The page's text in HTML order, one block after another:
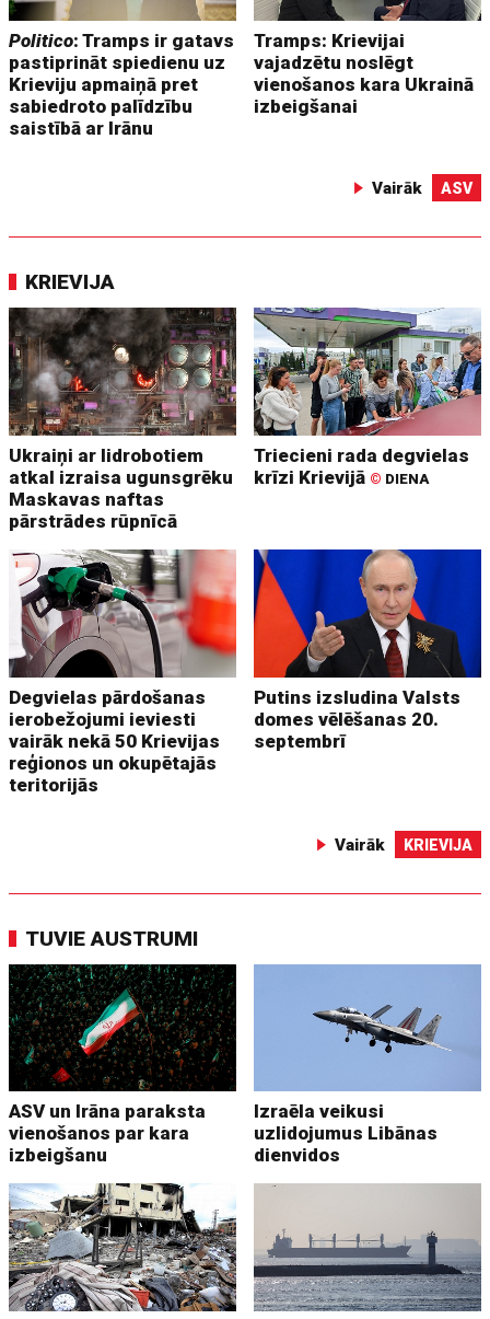
Politico: Tramps ir gatavs
pastiprināt spiedienu uz
Krieviju apmaiņā pret
sabiedroto palīdzību
saistībā ar Irānu
Tramps: Krievijai
vajadzētu noslēgt
vienošanos kara Ukrainā
izbeigšanai
Vairāk ASV
KRIEVIJA
Ukraiņi ar lidrobotiem
atkal izraisa ugunsgrēku
Maskavas naftas
pārstrādes rūpnīcā
Triecieni rada degvielas
krīzi Krievijā © DIENA
Degvielas pārdošanas
ierobežojumi ieviesti
vairāk nekā 50 Krievijas
reģionos un okupētajās
teritorijās
Putins izsludina Valsts
domes vēlēšanas 20.
septembrī
Vairāk KRIEVIJA
TUVIE AUSTRUMI
ASV un Irāna paraksta
vienošanos par kara
izbeigšanu
Izraēla veikusi
uzlidojumus Libānas
dienvidos